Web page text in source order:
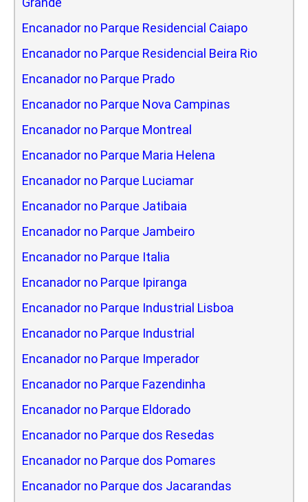
Encanador no Parque Residencial Caiapo
Encanador no Parque Residencial Beira Rio
Encanador no Parque Prado
Encanador no Parque Nova Campinas
Encanador no Parque Montreal
Encanador no Parque Maria Helena
Encanador no Parque Luciamar
Encanador no Parque Jatibaia
Encanador no Parque Jambeiro
Encanador no Parque Italia
Encanador no Parque Ipiranga
Encanador no Parque Industrial Lisboa
Encanador no Parque Industrial
Encanador no Parque Imperador
Encanador no Parque Fazendinha
Encanador no Parque Eldorado
Encanador no Parque dos Resedas
Encanador no Parque dos Pomares
Encanador no Parque dos Jacarandas